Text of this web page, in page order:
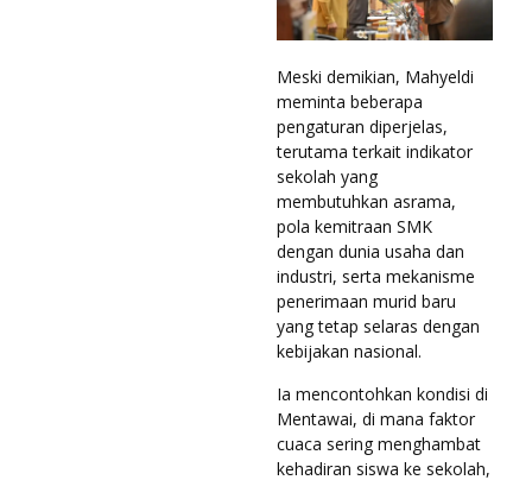
Meski demikian, Mahyeldi
meminta beberapa
pengaturan diperjelas,
terutama terkait indikator
sekolah yang
membutuhkan asrama,
pola kemitraan SMK
dengan dunia usaha dan
industri, serta mekanisme
penerimaan murid baru
yang tetap selaras dengan
kebijakan nasional.
Ia mencontohkan kondisi di
Mentawai, di mana faktor
cuaca sering menghambat
kehadiran siswa ke sekolah,